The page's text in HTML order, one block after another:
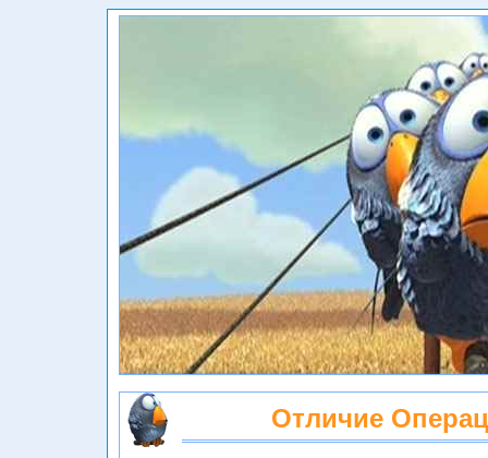
Отличие